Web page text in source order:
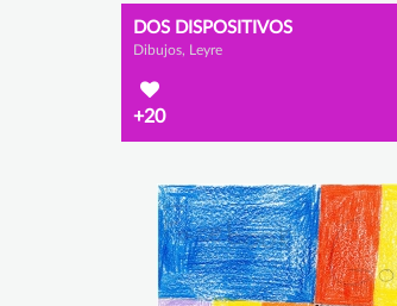
DOS DISPOSITIVOS
Dibujos, Leyre
+20